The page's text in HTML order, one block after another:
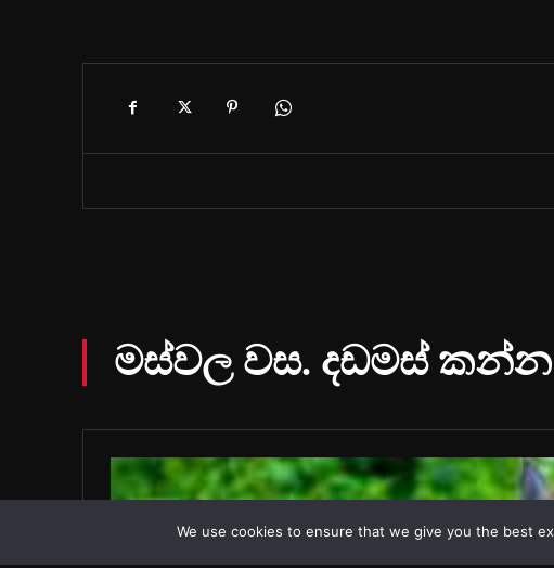
We use cookies to ensure that we give you the best